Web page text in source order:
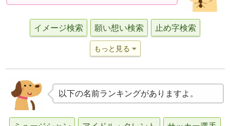
イメージ検索 願い想い検索 止め字検索
もっと見る
以下の名前ランキングがありますよ。